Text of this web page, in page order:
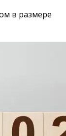
в размере